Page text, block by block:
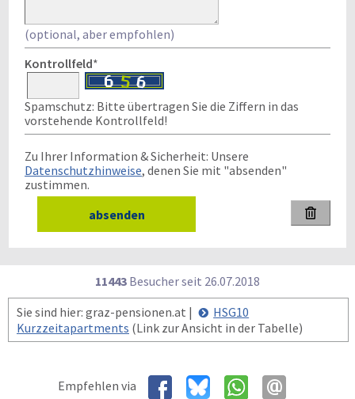
(optional, aber empfohlen)
Kontrollfeld*
Spamschutz: Bitte übertragen Sie die Ziffern in das
vorstehende Kontrollfeld!
Zu Ihrer Information & Sicherheit: Unsere
Datenschutzhinweise, denen Sie mit "absenden"
zustimmen.

11443 Besucher seit 26.07.2018
Sie sind hier: graz-pensionen.at |
HSG10
Kurzzeitapartments (Link zur Ansicht in der Tabelle)
Empfehlen via